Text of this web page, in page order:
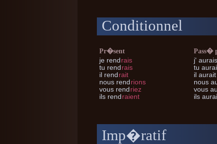
Conditionnel
Pr�sent
je rendrais
tu rendrais
il rendrait
nous rendrions
vous rendriez
ils rendraient
Pass�
j'
tu
il
nous
vous
ils
Imp�ratif